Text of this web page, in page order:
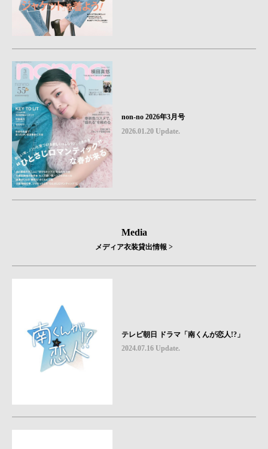
non-no 2026年3月号
2026.01.20 Update.
Media
メディア衣装貸出情報 >
テレビ朝日 ドラマ「南くんが恋人!?」
2024.07.16 Update.